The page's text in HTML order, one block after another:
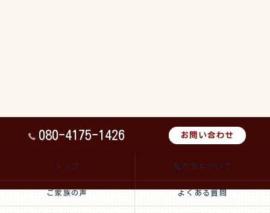
080-4175-1426 お問い合わせ
トップ 私たちについて
ご家族の声 よくある質問